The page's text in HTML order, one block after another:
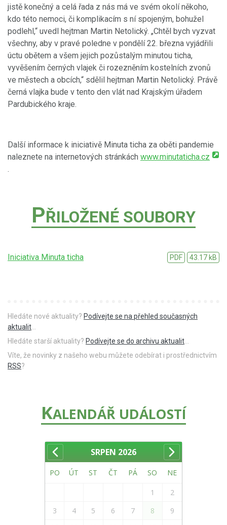
jistě konečný a celá řada z nás má ve svém okolí někoho,
kdo této nemoci, či komplikacím s ní spojeným, bohužel
podlehl,“ uvedl hejtman Martin Netolický. „Chtěl bych vyzvat
všechny, aby v pravé poledne v pondělí 22. března vyjádřili
úctu obětem a všem jejich pozůstalým minutou ticha,
vyvěšením černých vlajek či rozezněním kostelních zvonů
ve městech a obcích,“ sdělil hejtman Martin Netolický. Právě
černá vlajka bude v tento den vlát nad Krajským úřadem
Pardubického kraje.
Další informace k iniciativě Minuta ticha za oběti pandemie
naleznete na internetových stránkách www.minutaticha.cz
.
PŘILOŽENÉ SOUBORY
Iniciativa Minuta ticha PDF 43.17 kB
Hledáte nové aktuality? Podívejte se na přehled současných
aktualit
Hledáte starší aktuality? Podívejte se do archivu aktualit
Víte, že novinky z našeho webu můžete odebírat i prostřednictvím
RSS?
KALENDÁŘ UDÁLOSTÍ
SRPEN 2026
PO ÚT ST ČT PÁ SO NE
1
2
3
4 5 6 7 8
9